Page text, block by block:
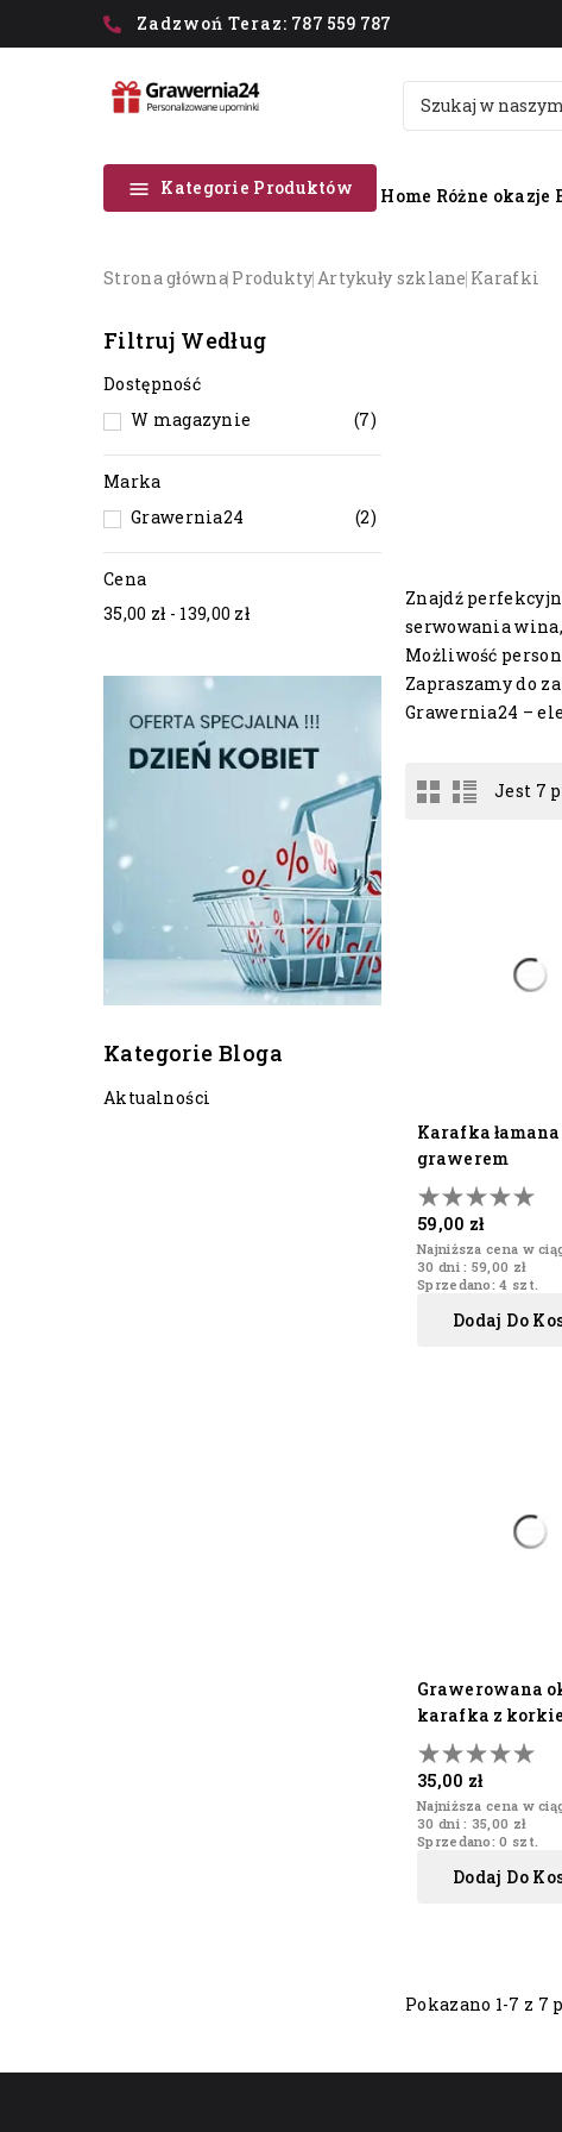
Zadzwoń Teraz: 787 559 787
 Kategorie Produktów Home Różne okazje
strona główna produkty artykuły szklane karafki
Filtruj Według
Dostępność
W magazynie
(7)
Marka
Grawernia24
(2)
Cena
35,00 zł - 139,00 zł
Kategorie Bloga
Aktualności
Znajdź
serwowania
Możliwość
Zapraszamy do
Grawernia24 –
Jest 7
karafka łamana z
grawerem
59,00 zł
Najniższa cena w
30 dni : 59,00 zł
Sprzedano: 4 szt.
Dodaj Do
grawerowana okrągła
karafka z
35,00 zł
Najniższa cena w
30 dni : 35,00 zł
Sprzedano: 0 szt.
Dodaj Do
Pokazano 1-7 z 7